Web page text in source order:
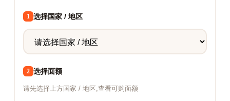
1 选择国家 / 地区
2 选择面额
请先选择上方国家 / 地区,查看可购面额